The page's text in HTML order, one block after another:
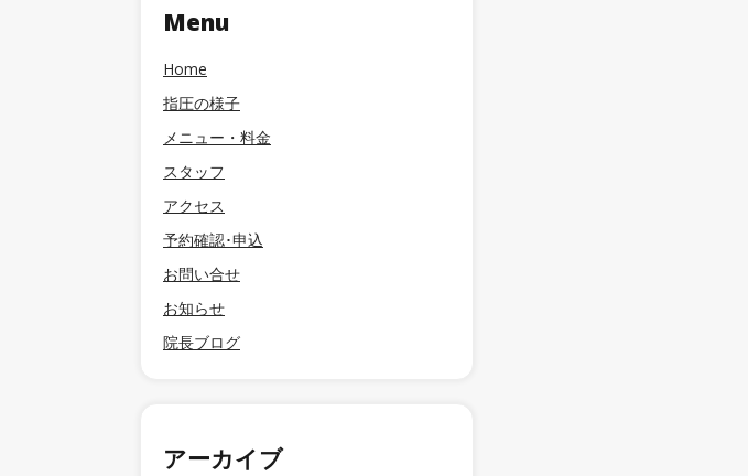
Menu
Home
指圧の様子
メニュー・料金
スタッフ
アクセス
予約確認･申込
お問い合せ
お知らせ
院長ブログ
アーカイブ